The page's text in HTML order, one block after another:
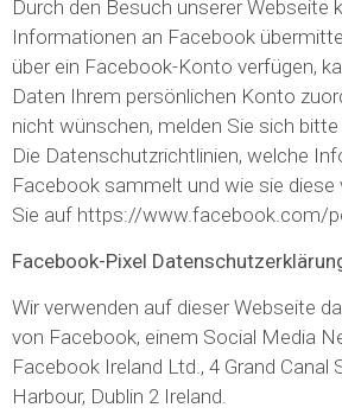
Durch den Besuch unserer Webseite
Informationen an Facebook
über ein Facebook-Konto verfügen,
Daten Ihrem persönlichen Konto
nicht wünschen, melden Sie sich bitte
Die Datenschutzrichtlinien, welche
Facebook sammelt und wie sie diese
Sie auf https://www.facebook.com/
Facebook-Pixel
Wir verwenden auf dieser Webseite
von Facebook, einem Social Media
Facebook Ireland Ltd., 4 Grand Canal
Harbour, Dublin 2 Ireland.